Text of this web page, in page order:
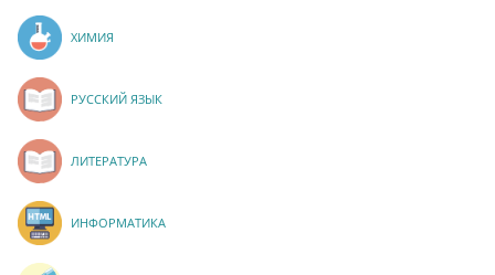
ХИМИЯ
РУССКИЙ ЯЗЫК
ЛИТЕРАТУРА
ИНФОРМАТИКА